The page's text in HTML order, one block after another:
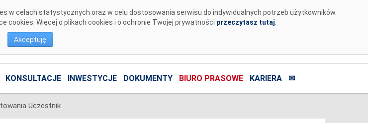
w celach statystycznych oraz w celu dostosowania serwisu do indywidualnych potrzeb użytkowników.
Więcej o plikach cookies i o ochronie Twojej prywatności przeczytasz tutaj
Akceptuję
KONSULTACJE INWESTYCJE DOKUMENTY BIURO PRASOWE KARIERA ✉
Monitoring stanu przygotowania Uczestników Migracji do migracji danych do CSIRE - materiały ze spotkania URE.